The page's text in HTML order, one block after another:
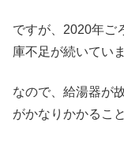
ですが、2020年ご
庫不足が続いていま
なので、給湯器が
がかなりかかるこ